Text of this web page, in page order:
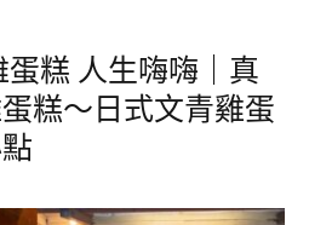
糕 人生嗨嗨｜真
糕～日式文青雞蛋